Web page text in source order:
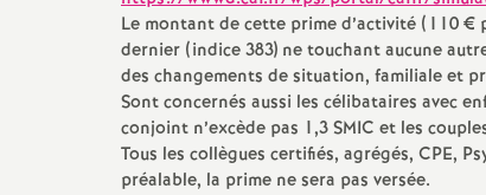
Le montant de cette prime d’activité (110 €
dernier (indice 383) ne touchant aucune
des changements de situation, familiale et
Sont concernés aussi les célibataires avec
conjoint n’excède pas 1,3SMIC et les
Tous les collègues certifiés, agrégés, CPE,
préalable, la prime ne sera pas versée.